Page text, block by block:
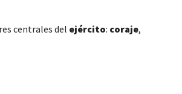
centrales del ejército: coraje,